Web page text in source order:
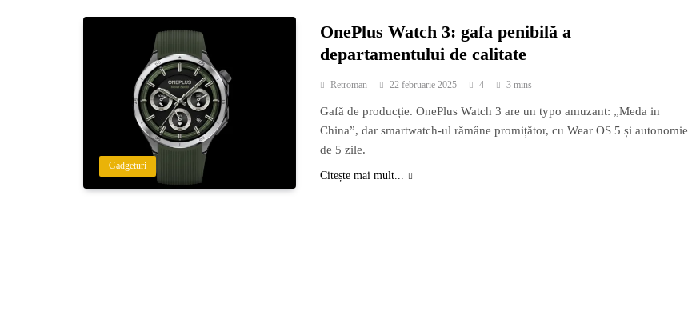
Gadgeturi
OnePlus Watch 3: gafa penibilă a
departamentului de calitate
Retroman 22 februarie 2025 4 3 mins
Gafă de producție. OnePlus Watch 3 are un typo amuzant: „Meda in
China”, dar smartwatch-ul rămâne promițător, cu Wear OS 5 și autonomie
de 5 zile.
Citește mai mult...